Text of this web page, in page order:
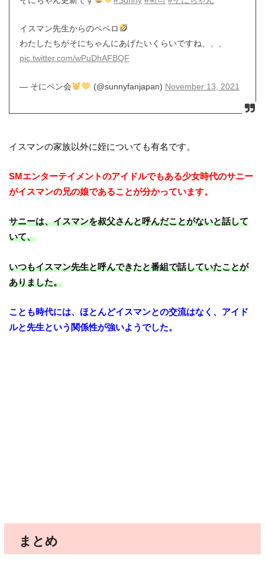
イスマン先生からのペペロ
わたしたちがそにちゃんにあげたいくらいですね、、、
pic.twitter.com/wPuDhAFBQF
— そにペン会 (@sunnyfanjapan) November 13, 2021
イスマンの家族以外に姪についても有名です。
SMエンターテイメントのアイドルでもある少女時代のサニー
がイスマンの兄の娘であることが分かっています。
サニーは、イスマンを叔父さんと呼んだことがないと話して
いて、
いつもイスマン先生と呼んできたと番組で話していたことが
ありました。
ことも時代には、ほとんどイスマンとの交流はなく、アイド
ルと先生という関係性が強いようでした。
まとめ